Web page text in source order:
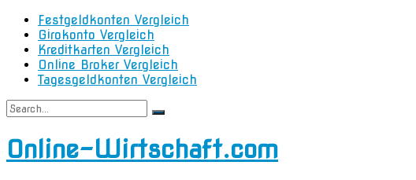
Festgeldkonten Vergleich
Girokonto Vergleich
Kreditkarten Vergleich
Online Broker Vergleich
Tagesgeldkonten Vergleich
Online-Wirtschaft.com